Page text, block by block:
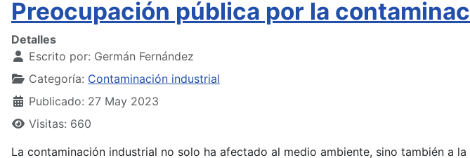
Preocupación pública por la
Detalles
Escrito por: Germán Fernández
Categoría: Contaminación industrial
Publicado: 27 May 2023
Visitas: 660
La contaminación industrial no solo ha afectado al medio ambiente, sino también a